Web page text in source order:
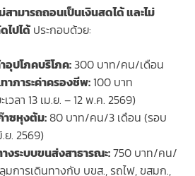
สามารถถอนเป็นเงินสดได้ และไม่
ไปได้ประกอบด้วย:
อุปโภคบริโภค:300 บาท/คน/เดือน
าภาระค่าครองชีพ:100 บาท
วลา 13 เม.ย. – 12 พ.ค. 2569)
ซหุงต้ม: 80 บาท/คน/3 เดือน (รอบ
ย. 2569)
งระบบขนส่งสาธารณะ:750 บาท/คน/
มการเดินทางกับ บขส., รถไฟ, ขสมก.,